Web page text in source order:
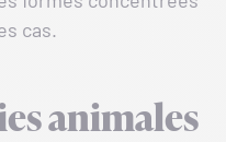
cas.
animales